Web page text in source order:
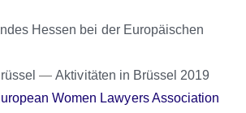
Hessen bei der Europäischen
Aktivitäten in Brüssel 2019
Women Lawyers Association